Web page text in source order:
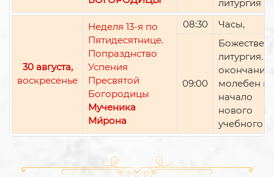
литургия
30 августа,
воскресенье
Неделя 13-я по
Пятидесятнице.
Попразднство
Успения
Пресвятой
Богородицы
Мученика
Ми́рона
08:30 Часы,
09:00
литургия.
окончании
молебен
начало
нового
учебного